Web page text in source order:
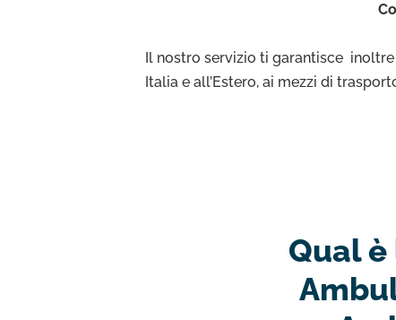
Il nostro servizio ti garantisce
Italia e all’Estero, ai mezzi di
Qual